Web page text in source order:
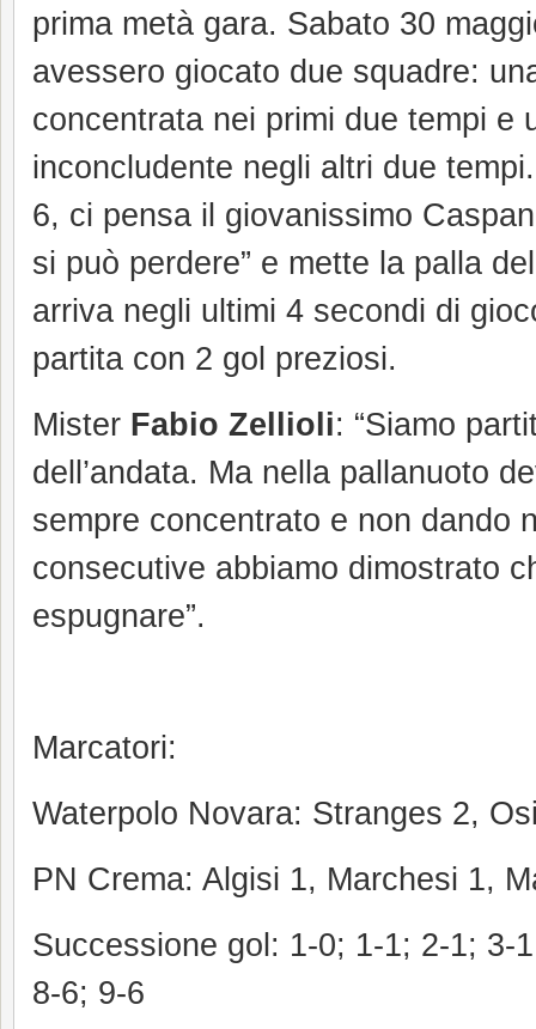
prima metà gara. Sabato 30
avessero giocato due squadre:
concentrata nei primi due tempi e
inconcludente negli altri due
6, ci pensa il giovanissimo
si può perdere” e mette la palla
arriva negli ultimi 4 secondi di
partita con 2 gol preziosi.
Mister Fabio Zellioli: “Siamo
dell’andata. Ma nella pallanuoto
sempre concentrato e non dando
consecutive abbiamo dimostrato
espugnare”.
Marcatori:
Waterpolo Novara: Stranges 2,
PN Crema: Algisi 1, Marchesi 1,
Successione gol: 1-0; 1-1; 2-1; 3-
8-6; 9-6